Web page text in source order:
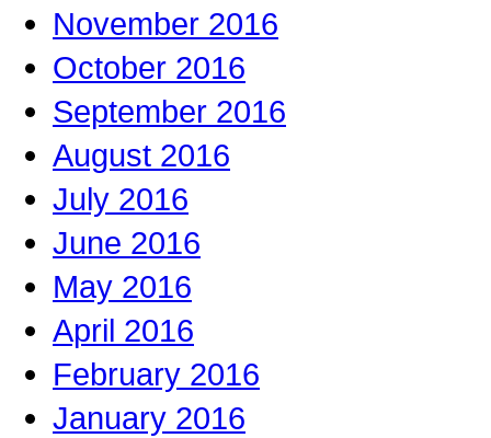
November 2016
October 2016
September 2016
August 2016
July 2016
June 2016
May 2016
April 2016
February 2016
January 2016